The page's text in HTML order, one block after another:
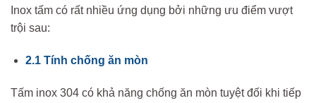
Inox tấm có rất nhiều ứng dụng bởi những ưu điểm vượt
trội sau:
2.1 Tính chống ăn mòn
Tấm inox 304 có khả năng chống ăn mòn tuyệt đối khi tiếp